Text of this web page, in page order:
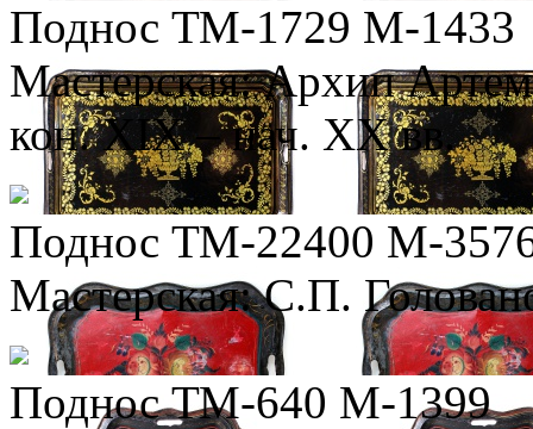
Поднос ТМ-1729 М-1433
Мастерская: Архип
кон. XIX – нач. XX вв.
Поднос ТМ-22400 М-
Мастерская: С.П.
Поднос ТМ-640 М-1399